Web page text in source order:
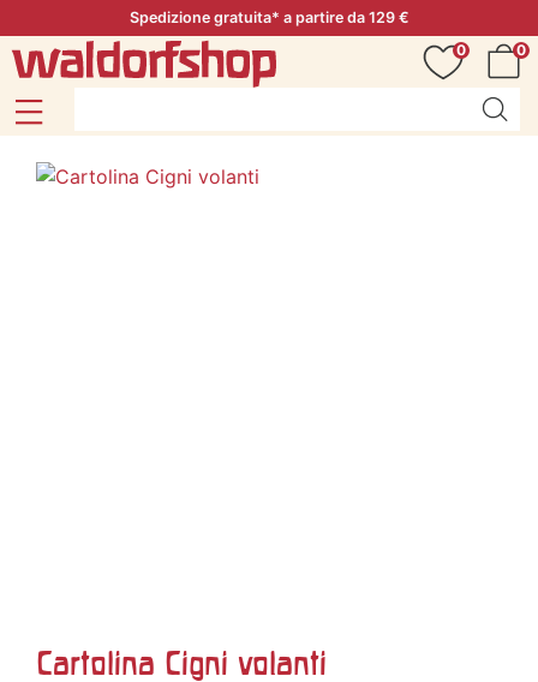
Spedizione gratuita* a partire da 129 €
0
0
Cartolina Cigni volanti